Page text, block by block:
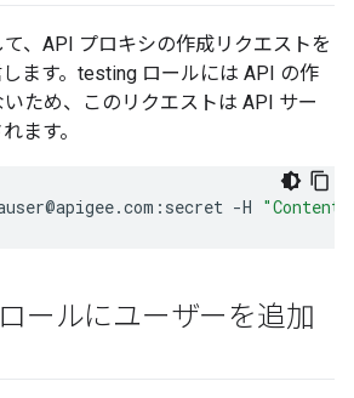
、API プロキシの作成リクエストを
ます。testing ロールには API の作
ため、このリクエストは API サー
ます。
-H
ールにユーザーを追加